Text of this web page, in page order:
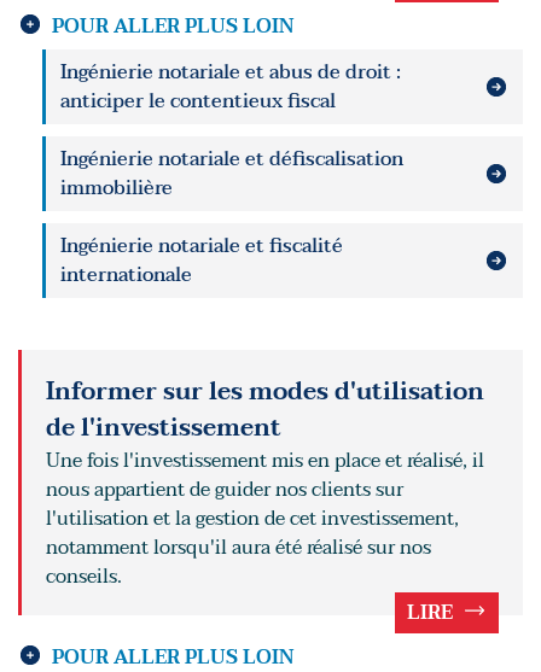
POUR ALLER PLUS LOIN
Ingénierie notariale et abus de droit :
anticiper le contentieux fiscal
Ingénierie notariale et défiscalisation
immobilière
Ingénierie notariale et fiscalité
internationale
Informer sur les modes d'utilisation
de l'investissement
Une fois l'investissement mis en place et réalisé, il
nous appartient de guider nos clients sur
l'utilisation et la gestion de cet investissement,
notamment lorsqu'il aura été réalisé sur nos
conseils.
LIRE
POUR ALLER PLUS LOIN